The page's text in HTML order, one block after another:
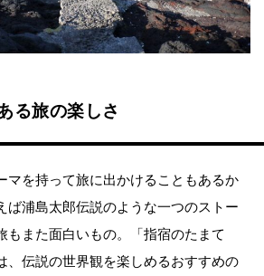
る旅の楽しさ
マを持って旅に出かけることもあるか
ば浦島太郎伝説のような一つのストー
もまた面白いもの。「指宿のたまて
、伝説の世界観を楽しめるおすすめの